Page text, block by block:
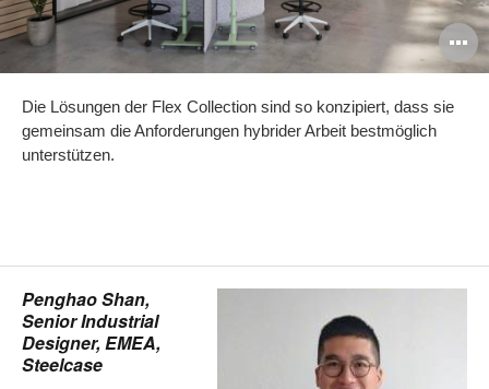
Die Lösungen der Flex Collection sind so konzipiert, dass sie
gemeinsam die Anforderungen hybrider Arbeit bestmöglich
unterstützen.
Penghao Shan,
Senior Industrial
Designer, EMEA,
Steelcase